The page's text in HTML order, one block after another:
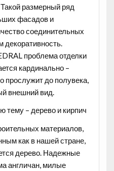
размерный ряд
фасадов и
соединительных
проблема отделки
кардинально –
прослужит до полувека,
внешний вид.
тему – дерево и кирпич
материалов,
как в нашей стране,
дерево. Надежные
англичан, милые